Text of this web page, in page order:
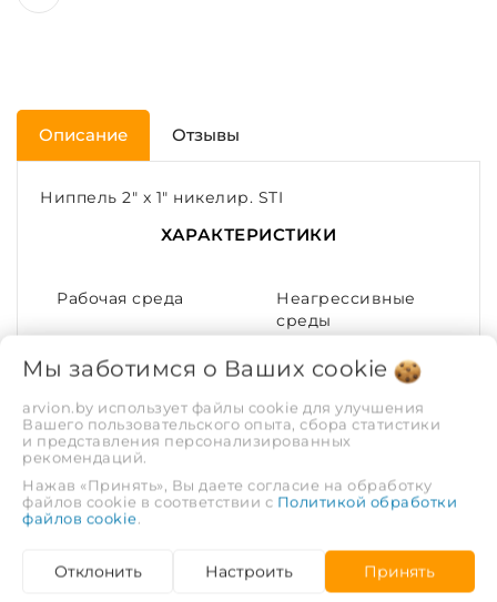
Описание Отзывы
Ниппель 2" x 1" никелир. STI
ХАРАКТЕРИСТИКИ
Рабочая среда
Неагрессивные
среды
Покрытие Никелирование
Тип соединения Переходное
Материал Латунь
размер
Мы заботимся о Ваших cookie
arvion.by использует файлы cookie для улучшения
Вашего пользовательского опыта, сбора статистики
и представления персонализированных
рекомендаций.
Нажав «Принять», Вы даете согласие на обработку
файлов cookie в соответствии с Политикой обработки
файлов cookie.
Отклонить Настроить Принять